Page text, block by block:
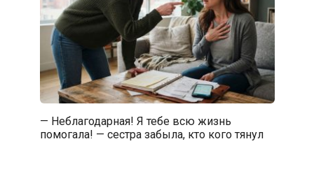
— Неблагодарная! Я тебе всю жизнь
помогала! — сестра забыла, кто кого тянул